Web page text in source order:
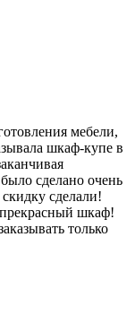
мебели,
шкаф-купе в
сделано очень
сделали!
шкаф!
только